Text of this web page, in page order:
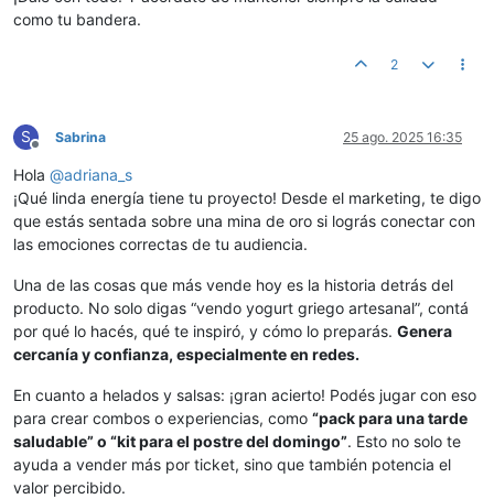
como tu bandera.
2
S
Desconectado
Sabrina 25 ago. 2025 16:35
Hola @adriana_s
¡Qué linda energía tiene tu proyecto! Desde el marketing, te digo
que estás sentada sobre una mina de oro si lográs conectar con
las emociones correctas de tu audiencia.
Una de las cosas que más vende hoy es la historia detrás del
producto. No solo digas “vendo yogurt griego artesanal”, contá
por qué lo hacés, qué te inspiró, y cómo lo preparás. Genera
cercanía y confianza, especialmente en redes.
En cuanto a helados y salsas: ¡gran acierto! Podés jugar con eso
para crear combos o experiencias, como “pack para una tarde
saludable” o “kit para el postre del domingo”. Esto no solo te
ayuda a vender más por ticket, sino que también potencia el
valor percibido.